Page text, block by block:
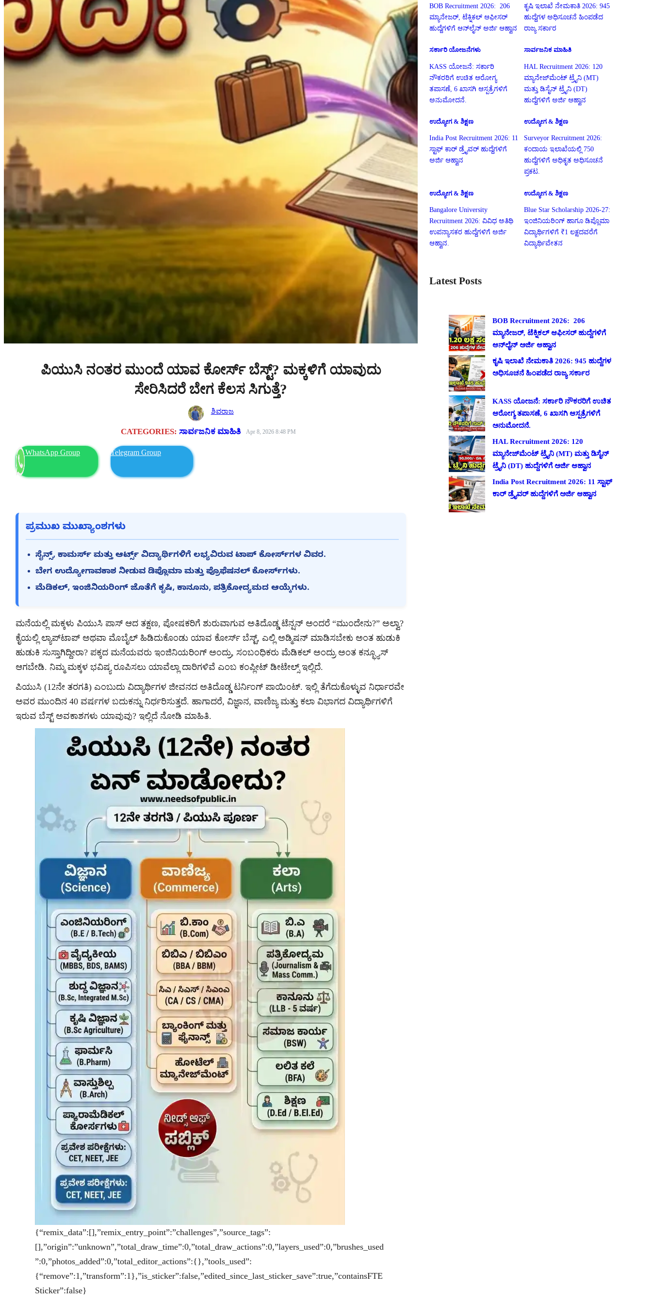
ಪಿಯುಸಿ ನಂತರ ಮುಂದೆ ಯಾವ ಕೋರ್ಸ್ ಬೆಸ್ಟ್? ಮಕ್ಕಳಿಗೆ ಯಾವುದು
ಸೇರಿಸಿದರೆ ಬೇಗ ಕೆಲಸ ಸಿಗುತ್ತೆ?
ಶಿವರಾಜ
CATEGORIES: ಸಾರ್ವಜನಿಕ ಮಾಹಿತಿ Apr 8, 2026 8:48 PM
WhatsApp Group Telegram Group
ಪ್ರಮುಖ ಮುಖ್ಯಾಂಶಗಳು
ಸೈನ್ಸ್, ಕಾಮರ್ಸ್ ಮತ್ತು ಆರ್ಟ್ಸ್ ವಿದ್ಯಾರ್ಥಿಗಳಿಗೆ ಲಭ್ಯವಿರುವ ಟಾಪ್ ಕೋರ್ಸ್‌ಗಳ ವಿವರ.
ಬೇಗ ಉದ್ಯೋಗಾವಕಾಶ ನೀಡುವ ಡಿಪ್ಲೊಮಾ ಮತ್ತು ಪ್ರೊಫೆಷನಲ್ ಕೋರ್ಸ್‌ಗಳು.
ಮೆಡಿಕಲ್, ಇಂಜಿನಿಯರಿಂಗ್ ಜೊತೆಗೆ ಕೃಷಿ, ಕಾನೂನು, ಪತ್ರಿಕೋದ್ಯಮದ ಆಯ್ಕೆಗಳು.
ಮನೆಯಲ್ಲಿ ಮಕ್ಕಳು ಪಿಯುಸಿ ಪಾಸ್ ಆದ ತಕ್ಷಣ, ಪೋಷಕರಿಗೆ ಶುರುವಾಗುವ ಅತಿದೊಡ್ಡ ಟೆನ್ಷನ್ ಅಂದರೆ “ಮುಂದೇನು?” ಅಲ್ವಾ?
ಕೈಯಲ್ಲಿ ಲ್ಯಾಪ್‌ಟಾಪ್ ಅಥವಾ ಮೊಬೈಲ್ ಹಿಡಿದುಕೊಂಡು ಯಾವ ಕೋರ್ಸ್ ಬೆಸ್ಟ್, ಎಲ್ಲಿ ಅಡ್ಮಿಷನ್ ಮಾಡಿಸಬೇಕು ಅಂತ ಹುಡುಕಿ
ಹುಡುಕಿ ಸುಸ್ತಾಗಿದ್ದೀರಾ? ಪಕ್ಕದ ಮನೆಯವರು ಇಂಜಿನಿಯರಿಂಗ್ ಅಂದ್ರು, ಸಂಬಂಧಿಕರು ಮೆಡಿಕಲ್ ಅಂದ್ರು ಅಂತ ಕನ್ಫ್ಯೂಸ್
ಆಗಬೇಡಿ. ನಿಮ್ಮ ಮಕ್ಕಳ ಭವಿಷ್ಯ ರೂಪಿಸಲು ಯಾವೆಲ್ಲಾ ದಾರಿಗಳಿವೆ ಎಂಬ ಕಂಪ್ಲೀಟ್ ಡೀಟೇಲ್ಸ್ ಇಲ್ಲಿದೆ.
ಪಿಯುಸಿ (12ನೇ ತರಗತಿ) ಎಂಬುದು ವಿದ್ಯಾರ್ಥಿಗಳ ಜೀವನದ ಅತಿದೊಡ್ಡ ಟರ್ನಿಂಗ್ ಪಾಯಿಂಟ್. ಇಲ್ಲಿ ತೆಗೆದುಕೊಳ್ಳುವ ನಿರ್ಧಾರವೇ
ಅವರ ಮುಂದಿನ 40 ವರ್ಷಗಳ ಬದುಕನ್ನು ನಿರ್ಧರಿಸುತ್ತದೆ. ಹಾಗಾದರೆ, ವಿಜ್ಞಾನ, ವಾಣಿಜ್ಯ ಮತ್ತು ಕಲಾ ವಿಭಾಗದ ವಿದ್ಯಾರ್ಥಿಗಳಿಗೆ
ಇರುವ ಬೆಸ್ಟ್ ಅವಕಾಶಗಳು ಯಾವುವು? ಇಲ್ಲಿದೆ ನೋಡಿ ಮಾಹಿತಿ.
{“remix_data”:[],”remix_entry_point”:”challenges”,”source_tags”:
[],”origin”:”unknown”,”total_draw_time”:0,”total_draw_actions”:0,”layers_used”:0,”brushes_used
”:0,”photos_added”:0,”total_editor_actions”:{},”tools_used”:
{“remove”:1,”transform”:1},”is_sticker”:false,”edited_since_last_sticker_save”:true,”containsFTE
Sticker”:false}
BOB Recruitment 2026: 206
ಮ್ಯಾನೇಜರ್, ಟೆಕ್ನಿಕಲ್ ಆಫೀಸರ್
ಹುದ್ದೆಗಳಿಗೆ ಆನ್‌ಲೈನ್ ಅರ್ಜಿ ಆಹ್ವಾನ
ಕೃಷಿ ಇಲಾಖೆ ನೇಮಕಾತಿ 2026: 945
ಹುದ್ದೆಗಳ ಅಧಿಸೂಚನೆ ಹಿಂಪಡೆದ
ರಾಜ್ಯ ಸರ್ಕಾರ
ಸರ್ಕಾರಿ ಯೋಜನೆಗಳು
KASS ಯೋಜನೆ: ಸರ್ಕಾರಿ
ನೌಕರರಿಗೆ ಉಚಿತ ಆರೋಗ್ಯ
ತಪಾಸಣೆ, 6 ಖಾಸಗಿ ಆಸ್ಪತ್ರೆಗಳಿಗೆ
ಅನುಮೋದನೆ.
ಸಾರ್ವಜನಿಕ ಮಾಹಿತಿ
HAL Recruitment 2026: 120
ಮ್ಯಾನೇಜ್‌ಮೆಂಟ್ ಟ್ರೈನಿ (MT)
ಮತ್ತು ಡಿಸೈನ್ ಟ್ರೈನಿ (DT)
ಹುದ್ದೆಗಳಿಗೆ ಅರ್ಜಿ ಆಹ್ವಾನ
ಉದ್ಯೋಗ & ಶಿಕ್ಷಣ
India Post Recruitment 2026: 11
ಸ್ಟಾಫ್ ಕಾರ್ ಡ್ರೈವರ್ ಹುದ್ದೆಗಳಿಗೆ
ಅರ್ಜಿ ಆಹ್ವಾನ
ಉದ್ಯೋಗ & ಶಿಕ್ಷಣ
Surveyor Recruitment 2026:
ಕಂದಾಯ ಇಲಾಖೆಯಲ್ಲಿ 750
ಹುದ್ದೆಗಳಿಗೆ ಅಧಿಕೃತ ಅಧಿಸೂಚನೆ
ಪ್ರಕಟ.
ಉದ್ಯೋಗ & ಶಿಕ್ಷಣ
Bangalore University
Recruitment 2026: ವಿವಿಧ ಅತಿಥಿ
ಉಪನ್ಯಾಸಕರ ಹುದ್ದೆಗಳಿಗೆ ಅರ್ಜಿ
ಆಹ್ವಾನ.
ಉದ್ಯೋಗ & ಶಿಕ್ಷಣ
Blue Star Scholarship 2026-27:
ಇಂಜಿನಿಯರಿಂಗ್ ಹಾಗೂ ಡಿಪ್ಲೊಮಾ
ವಿದ್ಯಾರ್ಥಿಗಳಿಗೆ ₹1 ಲಕ್ಷದವರೆಗೆ
ವಿದ್ಯಾರ್ಥಿವೇತನ
Latest Posts
BOB Recruitment 2026: 206
ಮ್ಯಾನೇಜರ್, ಟೆಕ್ನಿಕಲ್ ಆಫೀಸರ್ ಹುದ್ದೆಗಳಿಗೆ
ಆನ್‌ಲೈನ್ ಅರ್ಜಿ ಆಹ್ವಾನ
ಕೃಷಿ ಇಲಾಖೆ ನೇಮಕಾತಿ 2026: 945 ಹುದ್ದೆಗಳ
ಅಧಿಸೂಚನೆ ಹಿಂಪಡೆದ ರಾಜ್ಯ ಸರ್ಕಾರ
KASS ಯೋಜನೆ: ಸರ್ಕಾರಿ ನೌಕರರಿಗೆ ಉಚಿತ
ಆರೋಗ್ಯ ತಪಾಸಣೆ, 6 ಖಾಸಗಿ ಆಸ್ಪತ್ರೆಗಳಿಗೆ
ಅನುಮೋದನೆ.
HAL Recruitment 2026: 120
ಮ್ಯಾನೇಜ್‌ಮೆಂಟ್ ಟ್ರೈನಿ (MT) ಮತ್ತು ಡಿಸೈನ್
ಟ್ರೈನಿ (DT) ಹುದ್ದೆಗಳಿಗೆ ಅರ್ಜಿ ಆಹ್ವಾನ
India Post Recruitment 2026: 11 ಸ್ಟಾಫ್
ಕಾರ್ ಡ್ರೈವರ್ ಹುದ್ದೆಗಳಿಗೆ ಅರ್ಜಿ ಆಹ್ವಾನ